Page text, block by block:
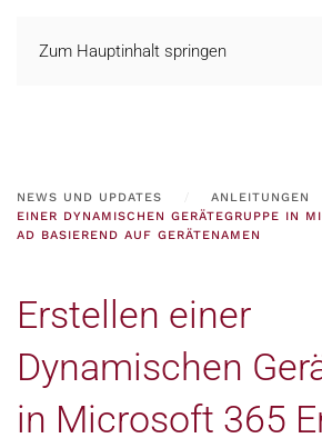
Zum Hauptinhalt springen
NEWS UND UPDATES ANLEITUNGEN
EINER DYNAMISCHEN GERÄTEGRUPPE IN
AD BASIEREND AUF GERÄTENAMEN
Erstellen einer
Dynamischen
in Microsoft 365